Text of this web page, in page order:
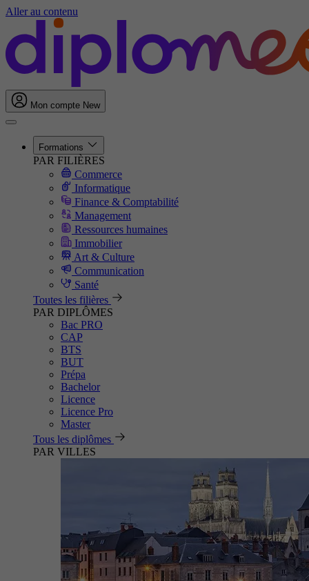
Aller au contenu
Mon compte New
Formations
PAR FILIÈRES
Commerce
Informatique
Finance & Comptabilité
Management
Ressources humaines
Immobilier
Art & Culture
Communication
Santé
Toutes les filières
PAR DIPLÔMES
Bac PRO
CAP
BTS
BUT
Prépa
Bachelor
Licence
Licence Pro
Master
Tous les diplômes
PAR VILLES